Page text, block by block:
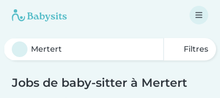
Filtres
Jobs de baby-sitter à Mertert